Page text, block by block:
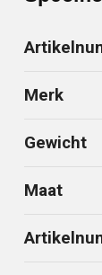
Merk
Gewicht
Maat